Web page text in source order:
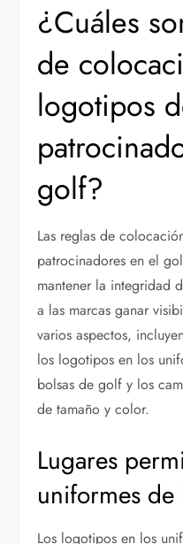
¿Cuáles
de
logotipos
golf?
Las reglas de
patrocinadores en el
mantener la integridad
a las marcas ganar
varios aspectos,
los logotipos en los
bolsas de golf y los
de tamaño y color.
Lugares
uniformes
Los logotipos en los